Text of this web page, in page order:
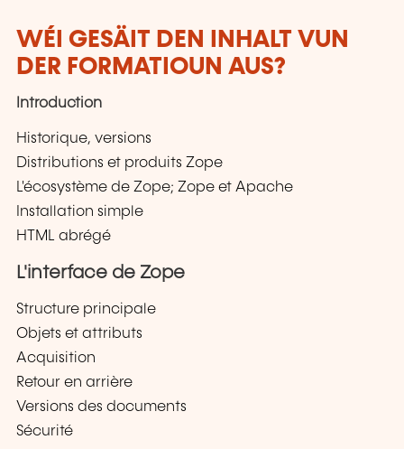
WÉI GESÄIT DEN INHALT VUN
DER FORMATIOUN AUS?
Introduction
Historique, versions
Distributions et produits Zope
L'écosystème de Zope; Zope et Apache
Installation simple
HTML abrégé
L'interface de Zope
Structure principale
Objets et attributs
Acquisition
Retour en arrière
Versions des documents
Sécurité